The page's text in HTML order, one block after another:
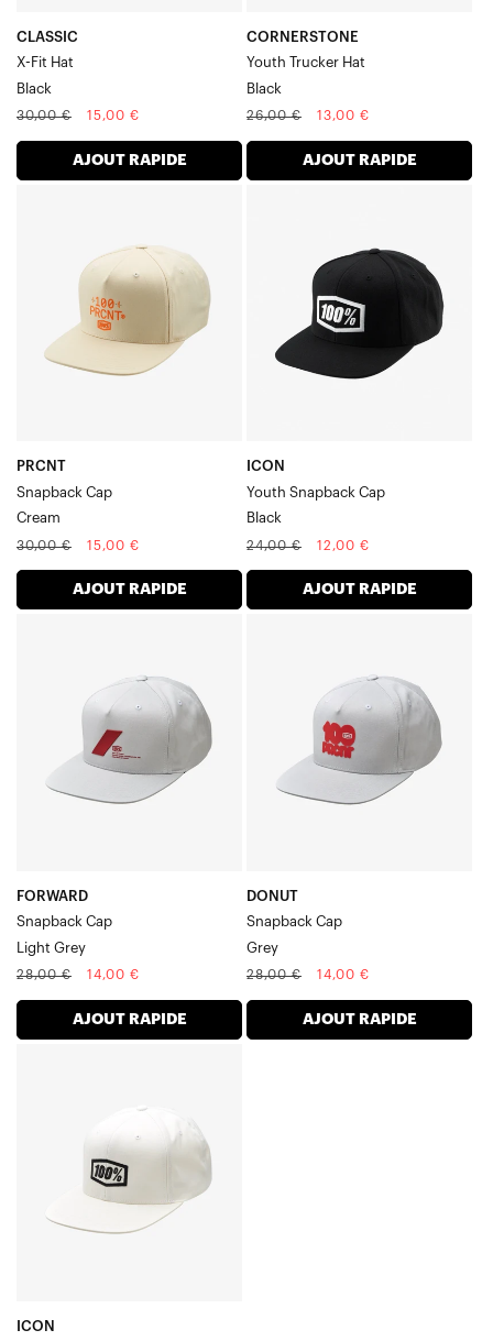
CLASSIC
X-Fit Hat
Black
Prix
30,00 €
Prix
15,00 €
AJOUT RAPIDE
CORNERSTONE
Youth Trucker Hat
Black
Prix
26,00 €
Prix
13,00 €
AJOUT RAPIDE
PRCNT
Snapback Cap
Cream
Prix
30,00 €
Prix
15,00 €
AJOUT RAPIDE
ICON
Youth Snapback Cap
Black
Prix
24,00 €
Prix
12,00 €
AJOUT RAPIDE
FORWARD
Snapback Cap
Light Grey
Prix
28,00 €
Prix
14,00 €
AJOUT RAPIDE
DONUT
Snapback Cap
Grey
Prix
28,00 €
Prix
14,00 €
AJOUT RAPIDE
ICON